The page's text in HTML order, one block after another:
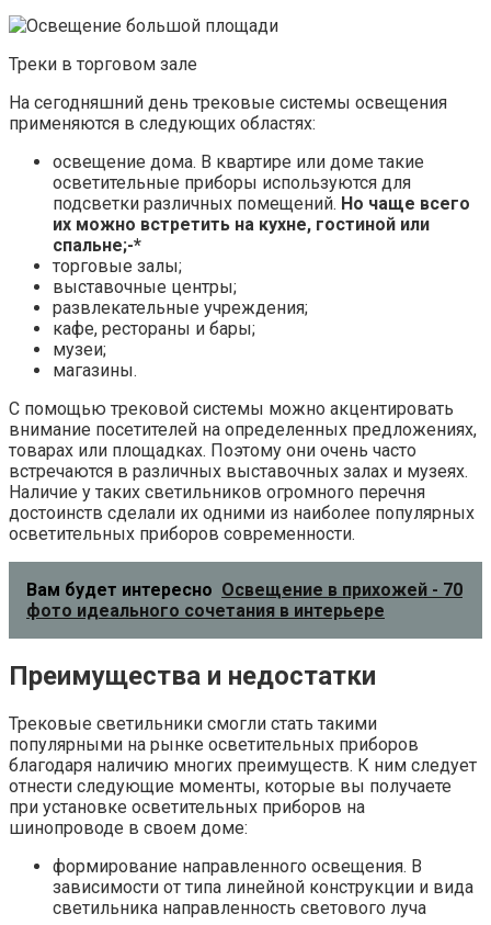
Треки в торговом зале
На сегодняшний день трековые системы освещения
применяются в следующих областях:
освещение дома. В квартире или доме такие
осветительные приборы используются для
подсветки различных помещений. Но чаще всего
их можно встретить на кухне, гостиной или
спальне;-*
торговые залы;
выставочные центры;
развлекательные учреждения;
кафе, рестораны и бары;
музеи;
магазины.
С помощью трековой системы можно акцентировать
внимание посетителей на определенных предложениях,
товарах или площадках. Поэтому они очень часто
встречаются в различных выставочных залах и музеях.
Наличие у таких светильников огромного перечня
достоинств сделали их одними из наиболее популярных
осветительных приборов современности.
Вам будет интересно Освещение в прихожей - 70
фото идеального сочетания в интерьере
Преимущества и недостатки
Трековые светильники смогли стать такими
популярными на рынке осветительных приборов
благодаря наличию многих преимуществ. К ним следует
отнести следующие моменты, которые вы получаете
при установке осветительных приборов на
шинопроводе в своем доме:
формирование направленного освещения. В
зависимости от типа линейной конструкции и вида
светильника направленность светового луча